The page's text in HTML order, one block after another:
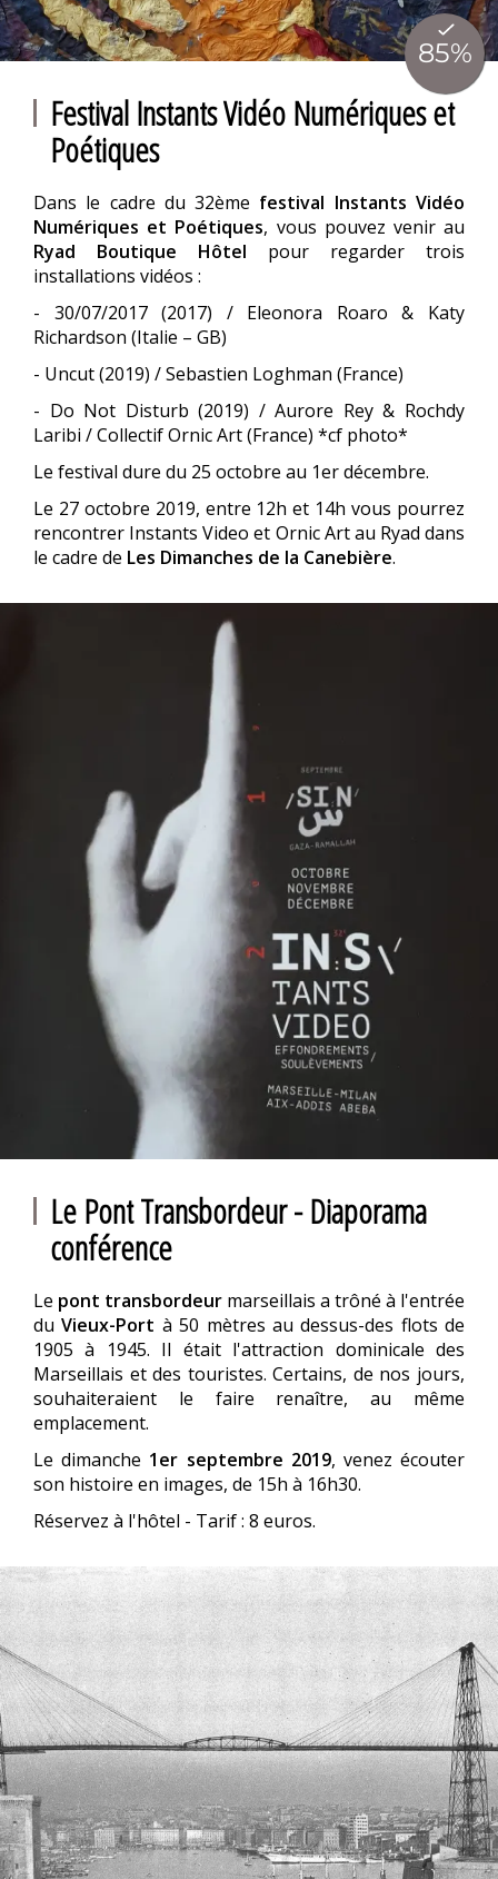
Festival Instants Vidéo Numériques et
Poétiques
Dans le cadre du 32ème festival Instants Vidéo
Numériques et Poétiques, vous pouvez venir au
Ryad Boutique Hôtel pour regarder trois
installations vidéos :
- 30/07/2017 (2017) / Eleonora Roaro & Katy
Richardson (Italie – GB)
- Uncut (2019) / Sebastien Loghman (France)
- Do Not Disturb (2019) / Aurore Rey & Rochdy
Laribi / Collectif Ornic Art (France) *cf photo*
Le festival dure du 25 octobre au 1er décembre.
Le 27 octobre 2019, entre 12h et 14h vous pourrez
rencontrer Instants Video et Ornic Art au Ryad dans
le cadre de Les Dimanches de la Canebière.
Le Pont Transbordeur - Diaporama
conférence
Le pont transbordeur marseillais a trôné à l'entrée
duVieux-Port à 50 mètres au dessus-des flots de
1905 à 1945. Il était l'attraction dominicale des
Marseillais et des touristes. Certains, de nos jours,
souhaiteraient le faire renaître, au même
emplacement.
Le dimanche 1er septembre 2019, venez écouter
son histoire en images, de 15h à 16h30.
Réservez à l'hôtel - Tarif : 8 euros.